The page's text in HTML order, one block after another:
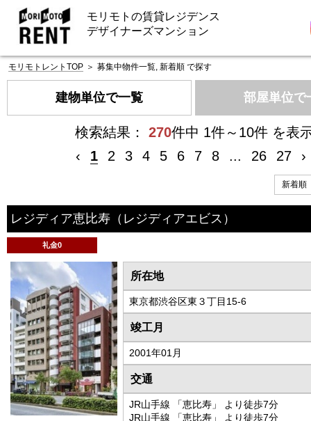
モリモトの賃貸レジデンス
デザイナーズマンション
モリモトレントTOP ＞ 募集中物件一覧, 新着順 で探す
建物単位で一覧 部屋単位で
検索結果： 270件中 1件～10件 を表
‹
1 2 3 4 5 6 7 8 ... 26 27 ›
レジディア恵比寿 （レジディアエビス）
礼金0
所在地
東京都渋谷区東３丁目15-6
竣工月
2001年01月
交通
JR山手線 「恵比寿」 より徒歩7分
JR山手線 「恵比寿」 より徒歩7分